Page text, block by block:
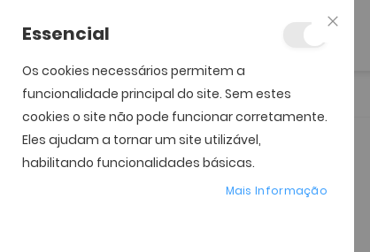
Início TOTAL 30 for Astigmatism (3)
Saltar para o final da
Galeria de imagens
Saltar para o início da
Galeria de imagens
Essencial
Os cookies necessários permitem a
funcionalidade principal do site. Sem estes
cookies o site não pode funcionar corretamente.
Eles ajudam a tornar um site utilizável,
habilitando funcionalidades básicas.
Mais Informação